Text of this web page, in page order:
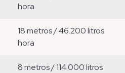
hora
18 metros / 46.200 litros
hora
8 metros / 114.000 litros